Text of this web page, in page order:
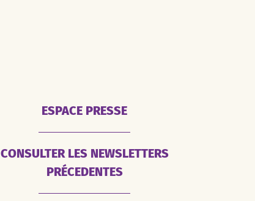
ESPACE PRESSE
CONSULTER LES NEWSLETTERS
PRÉCEDENTES